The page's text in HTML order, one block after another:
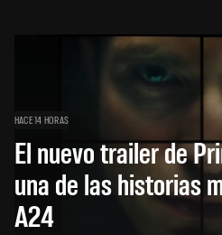
HACE 14 HORAS
El nuevo trailer de
una de las historias
A24